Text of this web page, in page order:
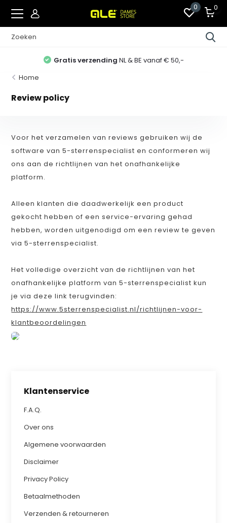
0 0
Gratis verzending NL & BE vanaf € 50,-
Home
Klantenservice
F.A.Q.
Over ons
Algemene voorwaarden
Disclaimer
Privacy Policy
Betaalmethoden
Verzenden & retourneren
Review policy
Voor het verzamelen van reviews gebruiken wij de
software van 5-sterrenspecialist en conformeren wij
ons aan de richtlijnen van het onafhankelijke
platform.
Alleen klanten die daadwerkelijk een product
gekocht hebben of een service-ervaring gehad
hebben, worden uitgenodigd om een review te geven
via 5-sterrenspecialist.
Het volledige overzicht van de richtlijnen van het
onafhankelijke platform van 5-sterrenspecialist kun
je via deze link terugvinden:
https://www.5sterrenspecialist.nl/richtlijnen-voor-
klantbeoordelingen